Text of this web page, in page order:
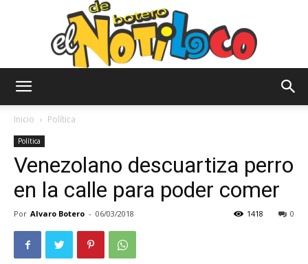
Notiloco
Inicio Política
Política
Venezolano descuartiza perro
en la calle para poder comer
Por Alvaro Botero - 06/03/2018 0
1418